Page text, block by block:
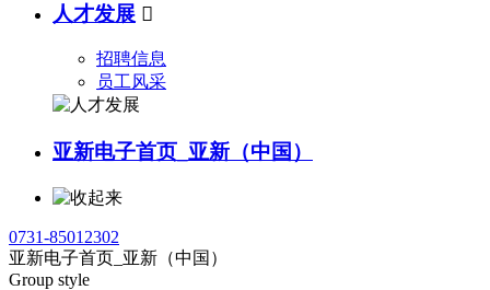
人才发展 
招聘信息
员工风采
亚新电子首页_亚新（中国）
0731-85012302
亚新电子首页_亚新（中国）
Group style